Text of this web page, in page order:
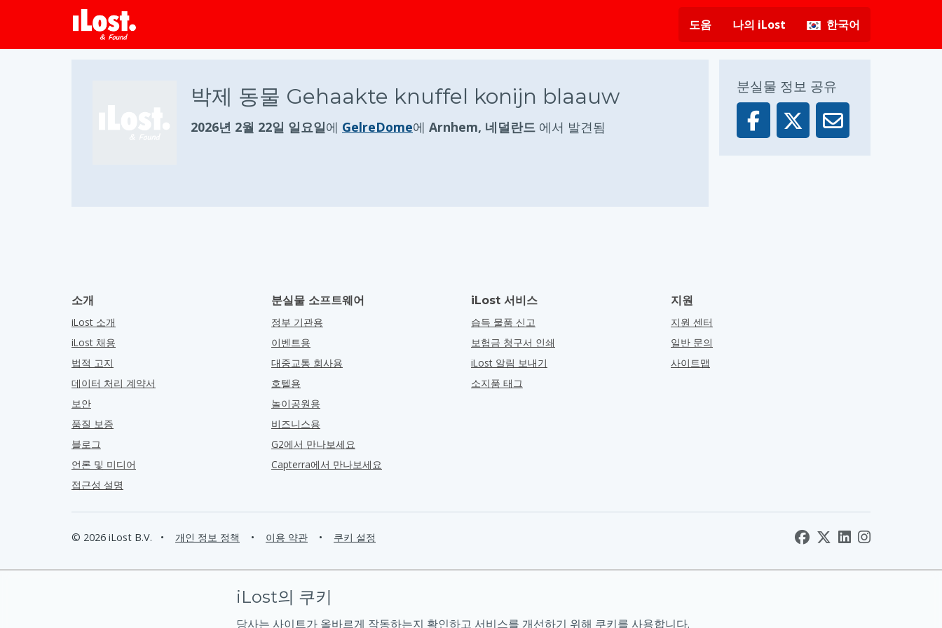
도움 나의 iLost 한국어
박제 동물 Gehaakte knuffel konijn blaauw
2026년 2월 22일 일요일에 GelreDome에 Arnhem, 네덜란드 에서 발견됨
분실물 정보 공유
소개
iLost 소개
iLost 채용
법적 고지
데이터 처리 계약서
보안
품질 보증
블로그
언론 및 미디어
접근성 설명
분실물 소프트웨어
정부 기관용
이벤트용
대중교통 회사용
호텔용
놀이공원용
비즈니스용
G2에서 만나보세요
Capterra에서 만나보세요
iLost 서비스
습득 물품 신고
보험금 청구서 인쇄
iLost 알림 보내기
소지품 태그
지원
지원 센터
일반 문의
사이트맵
© 2026 iLost B.V. • 개인 정보 정책 • 이용 약관 • 쿠키 설정
iLost의 쿠키
당사는 사이트가 올바르게 작동하는지 확인하고 서비스를 개선하기 위해 쿠키를 사용합니다.